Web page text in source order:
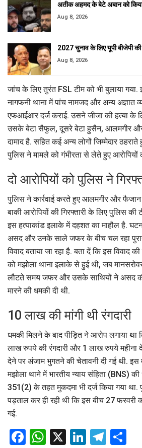
अतीक अहमद के बेटे अबान को
Aug 8, 2026
2027 चुनाव के लिए यूपी बीजेपी
Aug 8, 2026
जांच के लिए तुरंत FSL टीम को भी बुलाया
नागफनी थाना में पांच नामजद और अन्य अज्ञात
एफआईआर दर्ज कराई. उसने जीजा की हत्या के
उसके बेटा सैफुल, दूसरे बेटा हुसैन, आलमगीर
दामाद है. सहित कई अन्य लोगों जिम्मेदार ठहराते
पुलिस ने मामले को गंभीरता से लेते हुए
दो आरोपियों को पुलिस ने
पुलिस ने कार्रवाई करते हुए आलमगीर और फैजान
बाकी आरोपियों की गिरफ्तारी के लिए पुलिस की
इस हत्याकांड इलाके में दहशत का माहौल है.
असद और उनके साले जफर के बीच चल रहा
विवाद बताया जा रहा है. बता दें कि इस
को मझोला थाना इलाके से हुई थी, जब
लौटते समय जफर और उसके साथियों ने असद
मारने की धमकी दी थी.
10 लाख की मांगी थी रंगदारी
धमकी मिलने के बाद पीड़ित ने आरोप लगाया था
लाख रुपये की रंगदारी और 1 लाख रुपये महीना
देने पर अंजाम भुगतने की चेतावनी दी गई थी.
मझोला थाने में भारतीय न्याय संहिता (BNS)
351(2) के तहत मुकदमा भी दर्ज किया गया
पड़ताल कर ही रही थी कि इस बीच 27 फरवरी
गई.
Facebook
WhatsApp
X LinkedIn